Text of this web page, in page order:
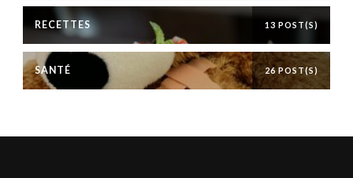
RECETTES 13 POST(S)
SANTÉ 26 POST(S)